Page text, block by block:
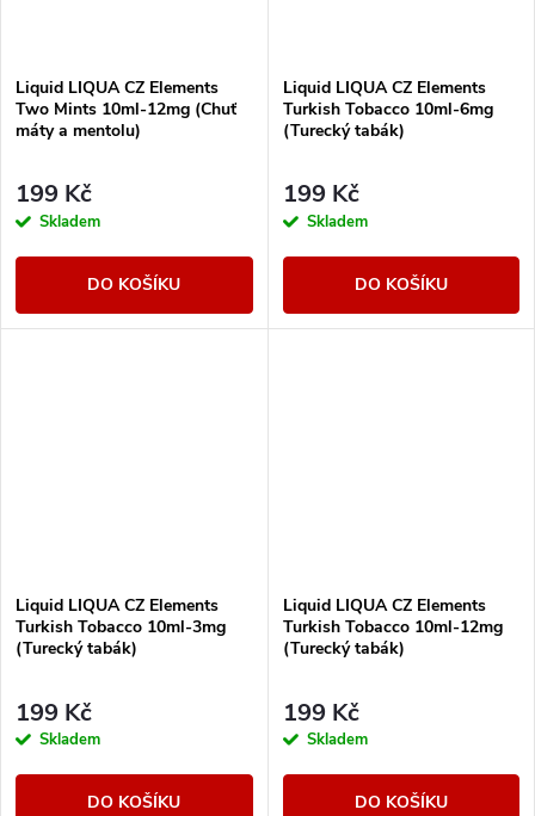
Liquid LIQUA CZ Elements
Two Mints 10ml-12mg (Chuť
máty a mentolu)
199 Kč
Skladem
DO KOŠÍKU
Liquid LIQUA CZ Elements
Turkish Tobacco 10ml-6mg
(Turecký tabák)
199 Kč
Skladem
DO KOŠÍKU
Liquid LIQUA CZ Elements
Turkish Tobacco 10ml-3mg
(Turecký tabák)
199 Kč
Skladem
DO KOŠÍKU
Liquid LIQUA CZ Elements
Turkish Tobacco 10ml-12mg
(Turecký tabák)
199 Kč
Skladem
DO KOŠÍKU